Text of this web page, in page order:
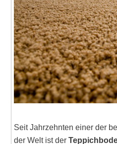
Seit Jahrzehnten einer der
der Welt ist der